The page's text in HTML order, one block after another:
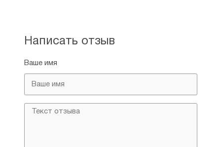
Написать отзыв
Ваше имя